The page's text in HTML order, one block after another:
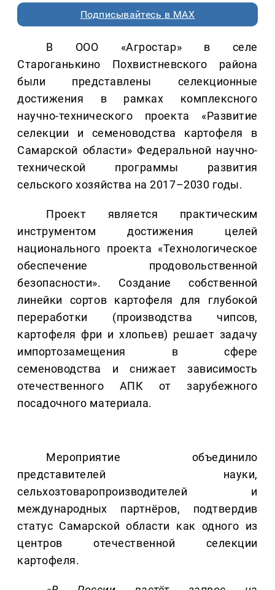
Подписывайтесь в MAX
В ООО «Агростар» в селе
Староганькино Похвистневского района
были представлены селекционные
достижения в рамках комплексного
научно-технического проекта «Развитие
селекции и семеноводства картофеля в
Самарской области» Федеральной научно-
технической программы развития
сельского хозяйства на 2017–2030 годы.
Проект является практическим
инструментом достижения целей
национального проекта «Технологическое
обеспечение продовольственной
безопасности». Создание собственной
линейки сортов картофеля для глубокой
переработки (производства чипсов,
картофеля фри и хлопьев) решает задачу
импортозамещения в сфере
семеноводства и снижает зависимость
отечественного АПК от зарубежного
посадочного материала.
Мероприятие объединило
представителей науки,
сельхозтоваропроизводителей и
международных партнёров, подтвердив
статус Самарской области как одного из
центров отечественной селекции
картофеля.